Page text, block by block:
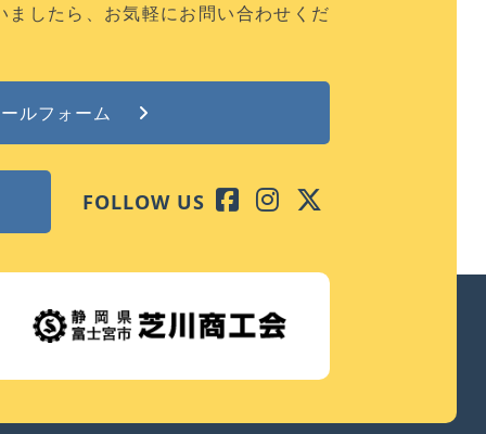
ましたら、お気軽にお問い合わせくだ
ルフォーム
FOLLOW US